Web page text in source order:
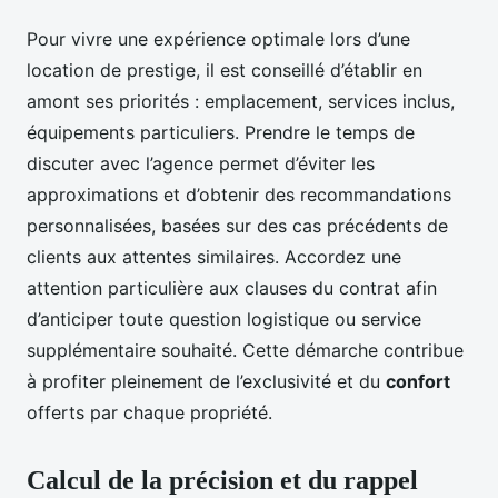
Pour vivre une expérience optimale lors d’une
location de prestige, il est conseillé d’établir en
amont ses priorités : emplacement, services inclus,
équipements particuliers. Prendre le temps de
discuter avec l’agence permet d’éviter les
approximations et d’obtenir des recommandations
personnalisées, basées sur des cas précédents de
clients aux attentes similaires. Accordez une
attention particulière aux clauses du contrat afin
d’anticiper toute question logistique ou service
supplémentaire souhaité. Cette démarche contribue
à profiter pleinement de l’exclusivité et du confort
offerts par chaque propriété.
Calcul de la précision et du rappel